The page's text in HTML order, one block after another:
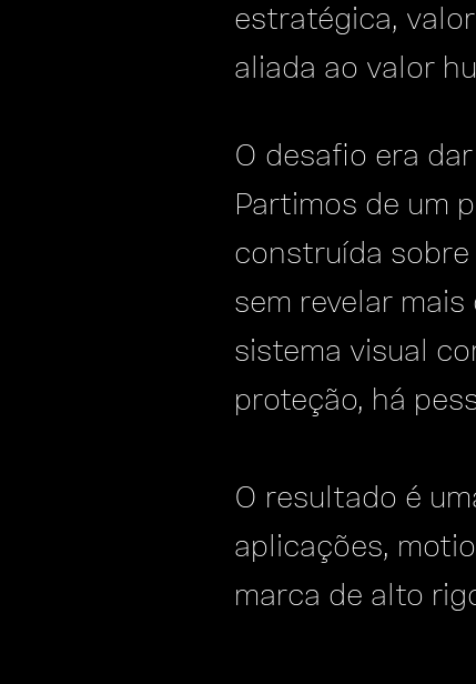
estratégica,
aliada ao valor
O desafio era
Partimos de um
construída sobre
sem revelar
sistema visual
proteção, há
O resultado é
aplicações,
marca de alto